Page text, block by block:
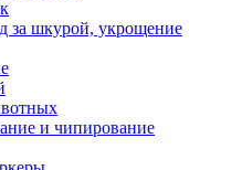
за шкурой, укрощение
и чипирование